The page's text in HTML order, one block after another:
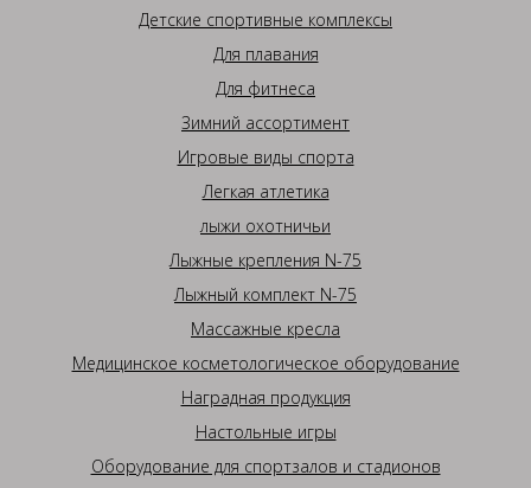
Детские спортивные комплексы
Для плавания
Для фитнеса
Зимний ассортимент
Игровые виды спорта
Легкая атлетика
лыжи охотничьи
Лыжные крепления N-75
Лыжный комплект N-75
Массажные кресла
Медицинское косметологическое оборудование
Наградная продукция
Настольные игры
Оборудование для спортзалов и стадионов